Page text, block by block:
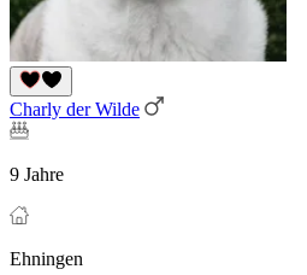
Charly der Wilde
9 Jahre
Ehningen